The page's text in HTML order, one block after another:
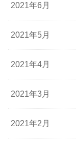
2021年6月
2021年5月
2021年4月
2021年3月
2021年2月